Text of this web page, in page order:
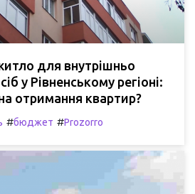
для внутрішньо
у Рівненському регіоні:
отримання квартир?
#бюджет #Prozorro